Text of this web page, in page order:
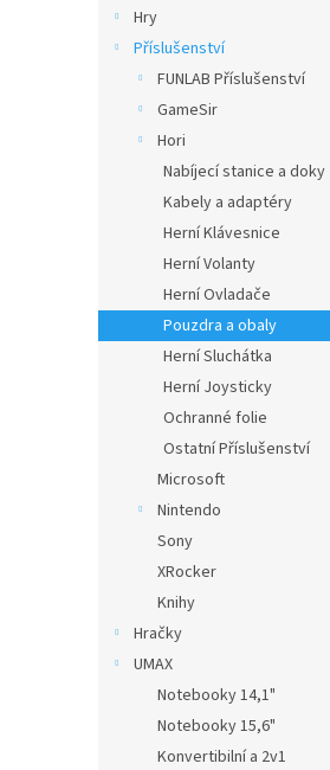
Hry
Příslušenství
FUNLAB Příslušenství
GameSir
Hori
Nabíjecí stanice a doky
Kabely a adaptéry
Herní Klávesnice
Herní Volanty
Herní Ovladače
Pouzdra a obaly
Herní Sluchátka
Herní Joysticky
Ochranné folie
Ostatní Příslušenství
Microsoft
Nintendo
Sony
XRocker
Knihy
Hračky
UMAX
Notebooky 14,1"
Notebooky 15,6"
Konvertibilní a 2v1